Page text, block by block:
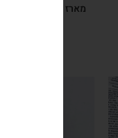
מארז התחלות